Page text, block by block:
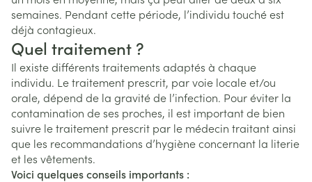
semaines. Pendant cette période, l’individu touché est
déjà contagieux.
Quel traitement ?
Il existe différents traitements adaptés à chaque
individu. Le traitement prescrit, par voie locale et/ou
orale, dépend de la gravité de l’infection. Pour éviter la
contamination de ses proches, il est important de bien
suivre le traitement prescrit par le médecin traitant ainsi
que les recommandations d’hygiène concernant la literie
et les vêtements.
Voici quelques conseils importants :